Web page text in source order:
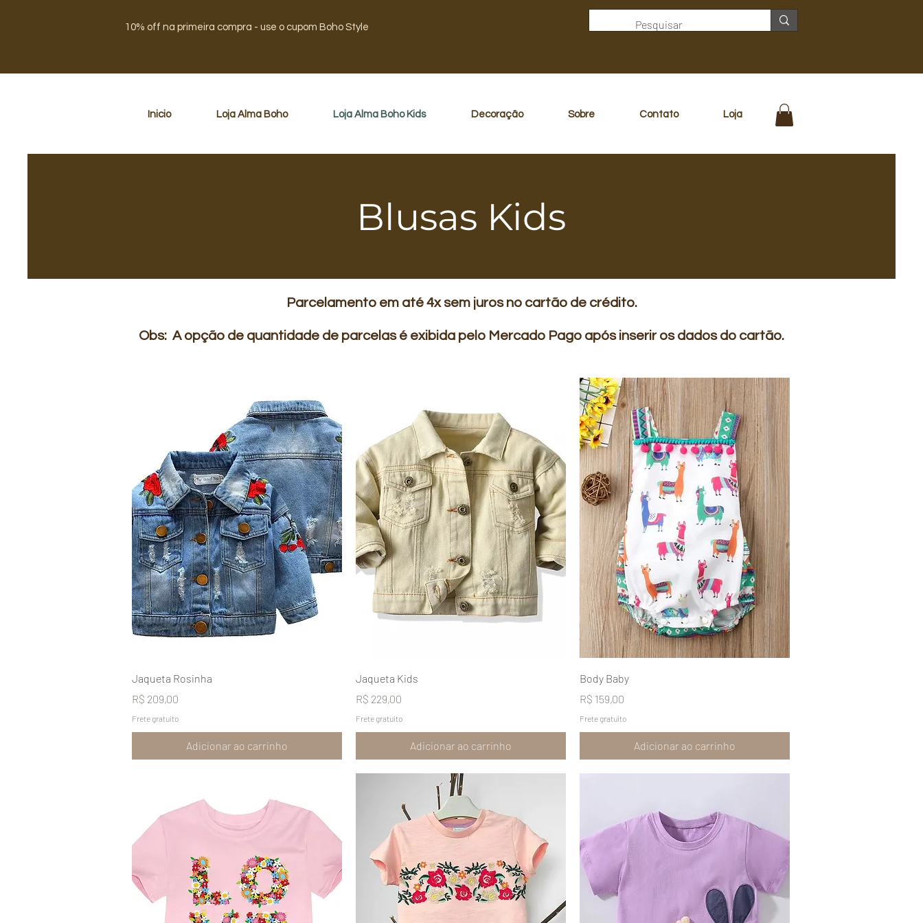
10% off na primeira compra - use o cupom Boho Style
Inicio Loja Alma Boho Loja Alma Boho Kids Decoração Sobre Contato Loja
Blusas Kids
Parcelamento em até 4x sem juros no cartão de crédito.
Obs: A opção de quantidade de parcelas é exibida pelo Mercado Pago após inserir os dados do cartão.
Visualização rápida
Jaqueta Rosinha
Preço
R$ 209,00
Frete gratuito
Adicionar ao carrinho
Jaqueta Kids
Preço
R$ 229,00
Frete gratuito
Adicionar ao carrinho
Body Baby
Preço
R$ 159,00
Frete gratuito
Adicionar ao carrinho